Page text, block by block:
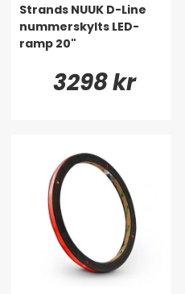
Strands NUUK D-Line
nummerskylts LED-
ramp 20"
3298 kr